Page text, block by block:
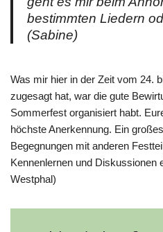
bestimmten Liedern
(Sabine)
Was mir hier in der Zeit vom 24.
zugesagt hat, war die gute
Sommerfest organisiert habt.
höchste Anerkennung. Ein
Begegnungen mit anderen
Kennenlernen und Diskussionen
Westphal)